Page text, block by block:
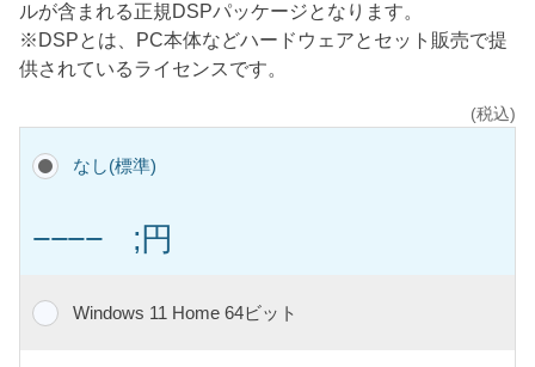
ルが含まれる正規DSPパッケージとなります。
※DSPとは、PC本体などハードウェアとセット販売で提
供されているライセンスです。
(税込)
なし(標準)
−−−− ;円
Windows 11 Home 64ビット